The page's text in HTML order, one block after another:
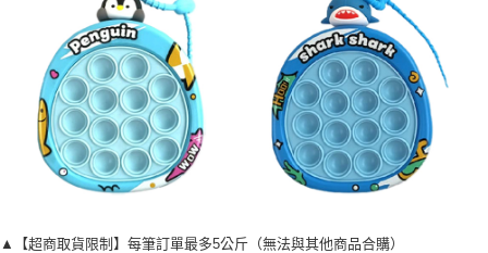
▲【超商取貨限制】每筆訂單最多5公斤（無法與其他商品合購）